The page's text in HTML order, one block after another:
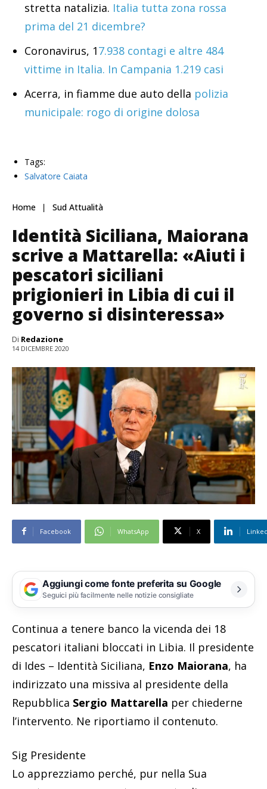
stretta natalizia. Italia tutta zona rossa
prima del 21 dicembre?
Coronavirus, 17.938 contagi e altre 484
vittime in Italia. In Campania 1.219 casi
Acerra, in fiamme due auto della polizia
municipale: rogo di origine dolosa
Tags:
Salvatore Caiata
Home Sud Attualità
Identità Siciliana, Maiorana
scrive a Mattarella: «Aiuti i
pescatori siciliani
prigionieri in Libia di cui il
governo si disinteressa»
Di Redazione
14 DICEMBRE 2020
Facebook WhatsApp X
Aggiungi come fonte preferita su Google
Seguici più facilmente nelle notizie consigliate
Continua a tenere banco la vicenda dei 18
pescatori italiani bloccati in Libia. Il presidente
di Ides – Identità Siciliana, Enzo Maiorana, ha
indirizzato una missiva al presidente della
Repubblica Sergio Mattarella per chiederne
l’intervento. Ne riportiamo il contenuto.
Sig Presidente
Lo apprezziamo perché, pur nella Sua